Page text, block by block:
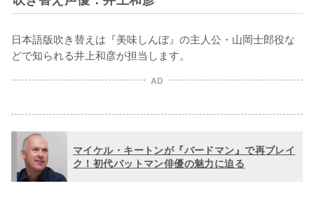
日本語版吹き替えは『美味しんぼ』の主人公・山岡士郎役な
どで知られる井上和彦が担当します。
AD
マイケル・キートンが『バードマン』で再ブレイ
ク！初代バットマン俳優の魅力に迫る